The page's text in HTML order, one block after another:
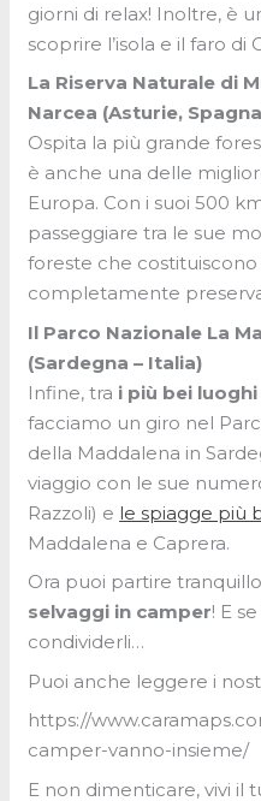
giorni di relax! Inoltre, è
scoprire l’isola e il faro di
La Riserva Naturale di
Narcea (Asturie,
Ospita la più grande
è anche una delle
Europa. Con i suoi 500
passeggiare tra le sue
foreste che
completamente
Il Parco Nazionale La
(Sardegna – Italia)
Infine, tra i più bei
facciamo un giro nel
della Maddalena in
viaggio con le sue
Razzoli) e le spiagge più
Maddalena e Caprera.
Ora puoi partire
selvaggi in camper! E
condividerli…
Puoi anche leggere i
https://
camper-vanno-insieme/
E non dimenticare, vivi il